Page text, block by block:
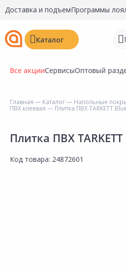
Доставка и подъемПрограммы
Каталог
Регистрация
Перейти к
Все акцииСервисыОптовый
Главная — Каталог— Напольные
ПВХ клеевая — Плитка ПВХ TARKETT
Плитка ПВХ
Код товара: 24872601